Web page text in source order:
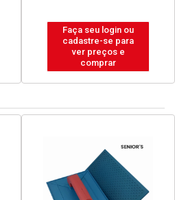
Faça seu login ou
cadastre-se para
ver preços e
comprar